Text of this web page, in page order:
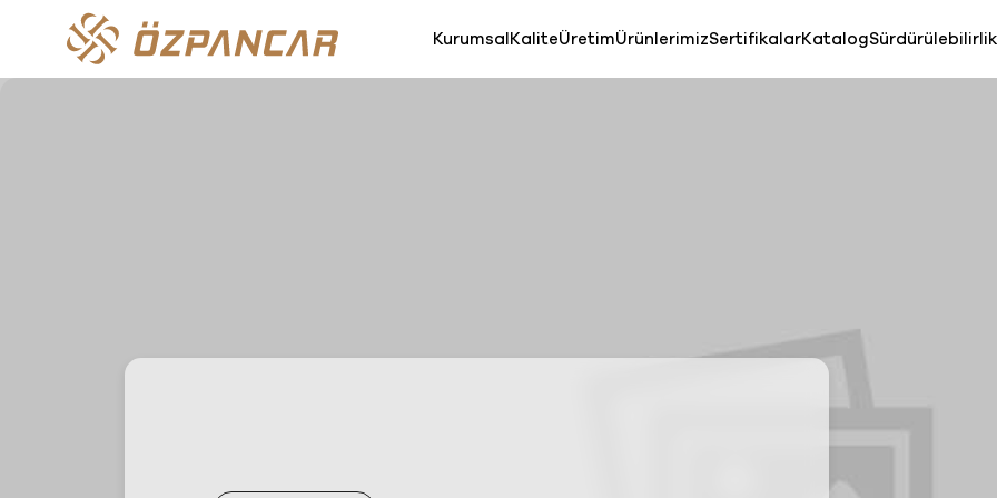
Kurumsal KaliteÜretimÜrünlerimizSertifikalarKatalogSürdürülebilirlik